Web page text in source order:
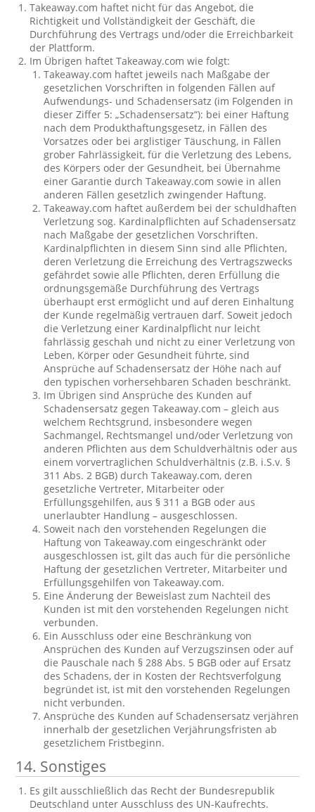
Takeaway.com haftet nicht für das Angebot, die
Richtigkeit und Vollständigkeit der Geschäft, die
Durchführung des Vertrags und/oder die Erreichbarkeit
der Plattform.
Im Übrigen haftet Takeaway.com wie folgt:
Takeaway.com haftet jeweils nach Maßgabe der
gesetzlichen Vorschriften in folgenden Fällen auf
Aufwendungs- und Schadensersatz (im Folgenden in
dieser Ziffer 5: „Schadensersatz“): bei einer Haftung
nach dem Produkthaftungsgesetz, in Fällen des
Vorsatzes oder bei arglistiger Täuschung, in Fällen
grober Fahrlässigkeit, für die Verletzung des Lebens,
des Körpers oder der Gesundheit, bei Übernahme
einer Garantie durch Takeaway.com sowie in allen
anderen Fällen gesetzlich zwingender Haftung.
Takeaway.com haftet außerdem bei der schuldhaften
Verletzung sog. Kardinalpflichten auf Schadensersatz
nach Maßgabe der gesetzlichen Vorschriften.
Kardinalpflichten in diesem Sinn sind alle Pflichten,
deren Verletzung die Erreichung des Vertragszwecks
gefährdet sowie alle Pflichten, deren Erfüllung die
ordnungsgemäße Durchführung des Vertrags
überhaupt erst ermöglicht und auf deren Einhaltung
der Kunde regelmäßig vertrauen darf. Soweit jedoch
die Verletzung einer Kardinalpflicht nur leicht
fahrlässig geschah und nicht zu einer Verletzung von
Leben, Körper oder Gesundheit führte, sind
Ansprüche auf Schadensersatz der Höhe nach auf
den typischen vorhersehbaren Schaden beschränkt.
Im Übrigen sind Ansprüche des Kunden auf
Schadensersatz gegen Takeaway.com – gleich aus
welchem Rechtsgrund, insbesondere wegen
Sachmangel, Rechtsmangel und/oder Verletzung von
anderen Pflichten aus dem Schuldverhältnis oder aus
einem vorvertraglichen Schuldverhältnis (z.B. i.S.v. §
311 Abs. 2 BGB) durch Takeaway.com, deren
gesetzliche Vertreter, Mitarbeiter oder
Erfüllungsgehilfen, aus § 311 a BGB oder aus
unerlaubter Handlung – ausgeschlossen.
Soweit nach den vorstehenden Regelungen die
Haftung von Takeaway.com eingeschränkt oder
ausgeschlossen ist, gilt das auch für die persönliche
Haftung der gesetzlichen Vertreter, Mitarbeiter und
Erfüllungsgehilfen von Takeaway.com.
Eine Änderung der Beweislast zum Nachteil des
Kunden ist mit den vorstehenden Regelungen nicht
verbunden.
Ein Ausschluss oder eine Beschränkung von
Ansprüchen des Kunden auf Verzugszinsen oder auf
die Pauschale nach § 288 Abs. 5 BGB oder auf Ersatz
des Schadens, der in Kosten der Rechtsverfolgung
begründet ist, ist mit den vorstehenden Regelungen
nicht verbunden.
Ansprüche des Kunden auf Schadensersatz verjähren
innerhalb der gesetzlichen Verjährungsfristen ab
gesetzlichem Fristbeginn.
14. Sonstiges
Es gilt ausschließlich das Recht der Bundesrepublik
Deutschland unter Ausschluss des UN-Kaufrechts.